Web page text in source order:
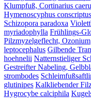
Klumpfuß, Cortinarius
Hymenoscyphus conscriptus
Schizopora paradoxa
myriadophylla Frühlings-
Pilzmyzelgeflecht, Ozonium
leptocephalus Gilbende
hoehnelii Natternstieliger
Gestreifter Nabeling,
strombodes
glutinipes Kalkliebender
Hygrocybe calciphila